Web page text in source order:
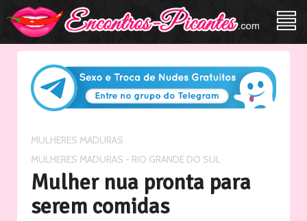
MULHERES MADURAS
MULHERES MADURAS - RIO GRANDE DO SUL
Mulher nua pronta para
serem comidas